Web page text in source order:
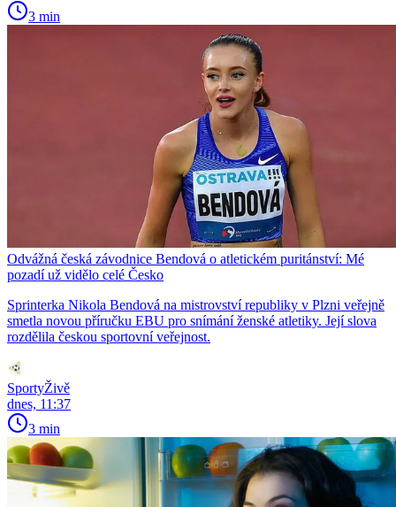
3 min
Odvážná česká závodnice Bendová o atletickém puritánství: Mé
pozadí už vidělo celé Česko
Sprinterka Nikola Bendová na mistrovství republiky v Plzni veřejně
smetla novou příručku EBU pro snímání ženské atletiky. Její slova
rozdělila českou sportovní veřejnost.
SportyŽivě
dnes, 11:37
3 min